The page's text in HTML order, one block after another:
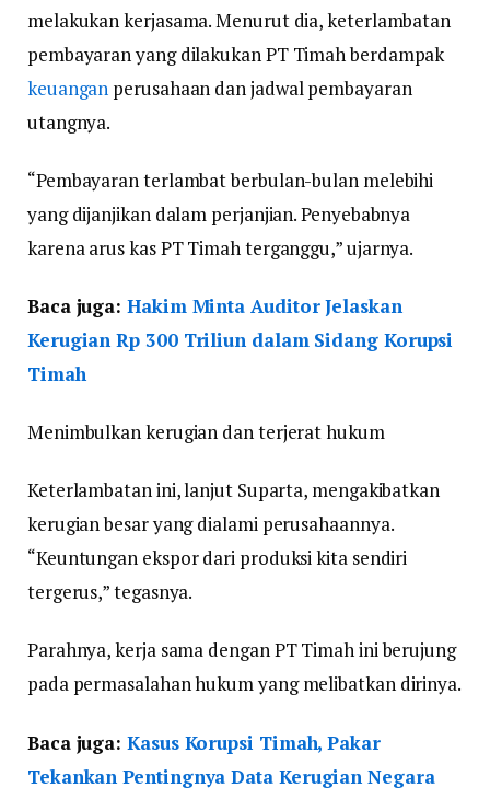
melakukan kerjasama. Menurut dia, keterlambatan
pembayaran yang dilakukan PT Timah berdampak
keuangan perusahaan dan jadwal pembayaran
utangnya.
“Pembayaran terlambat berbulan-bulan melebihi
yang dijanjikan dalam perjanjian. Penyebabnya
karena arus kas PT Timah terganggu,” ujarnya.
Baca juga:Hakim Minta Auditor Jelaskan
Kerugian Rp 300 Triliun dalam Sidang Korupsi
Timah
Menimbulkan kerugian dan terjerat hukum
Keterlambatan ini, lanjut Suparta, mengakibatkan
kerugian besar yang dialami perusahaannya.
“Keuntungan ekspor dari produksi kita sendiri
tergerus,” tegasnya.
Parahnya, kerja sama dengan PT Timah ini berujung
pada permasalahan hukum yang melibatkan dirinya.
Baca juga:Kasus Korupsi Timah, Pakar
Tekankan Pentingnya Data Kerugian Negara